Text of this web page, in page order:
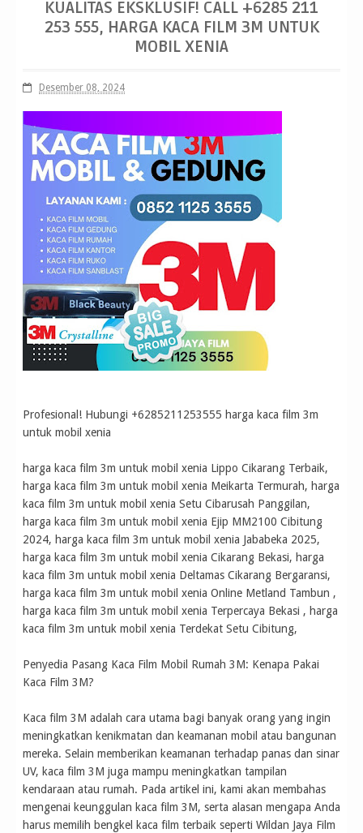
3m untuk mobil xenia
KUALITAS EKSKLUSIF! CALL +6285 211
253 555, HARGA KACA FILM 3M UNTUK
MOBIL XENIA
Desember 08, 2024
Profesional! Hubungi +6285211253555 harga kaca film 3m
untuk mobil xenia
harga kaca film 3m untuk mobil xenia Lippo Cikarang Terbaik,
harga kaca film 3m untuk mobil xenia Meikarta Termurah, harga
kaca film 3m untuk mobil xenia Setu Cibarusah Panggilan,
harga kaca film 3m untuk mobil xenia Ejip MM2100 Cibitung
2024, harga kaca film 3m untuk mobil xenia Jababeka 2025,
harga kaca film 3m untuk mobil xenia Cikarang Bekasi, harga
kaca film 3m untuk mobil xenia Deltamas Cikarang Bergaransi,
harga kaca film 3m untuk mobil xenia Online Metland Tambun ,
harga kaca film 3m untuk mobil xenia Terpercaya Bekasi , harga
kaca film 3m untuk mobil xenia Terdekat Setu Cibitung,
Penyedia Pasang Kaca Film Mobil Rumah 3M: Kenapa Pakai
Kaca Film 3M?
Kaca film 3M adalah cara utama bagi banyak orang yang ingin
meningkatkan kenikmatan dan keamanan mobil atau bangunan
mereka. Selain memberikan keamanan terhadap panas dan sinar
UV, kaca film 3M juga mampu meningkatkan tampilan
kendaraan atau rumah. Pada artikel ini, kami akan membahas
mengenai keunggulan kaca film 3M, serta alasan mengapa Anda
harus memilih bengkel kaca film terbaik seperti Wildan Jaya Film